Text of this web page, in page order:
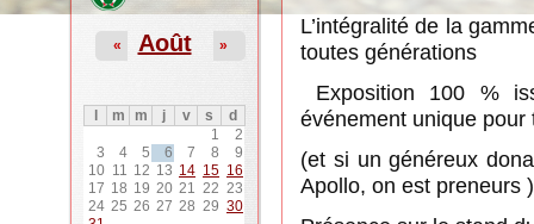
Août
« »
m m j v s
d
1
2
3
4 5 6 7 8
9
10 11 12 13 14 15 16
17 18 19 20 21 22 23
24 25 26 27 28 29 30
L’intégralité de la
toutes générations
Exposition 100 %
événement unique
(et si un généreux
Apollo, on est preneurs )